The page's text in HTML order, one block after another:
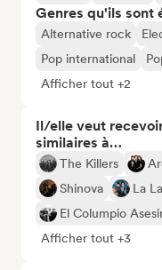
Genres qu'ils sont
Alternative rock
Pop international
Afficher tout +2
Il/elle veut
similaires à…
The Killers
Shinova
La
El Columpio
Afficher tout +3